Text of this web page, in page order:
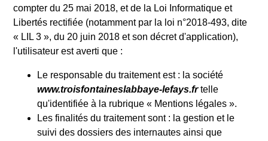
compter du 25 mai 2018, et de la Loi Informatique et
Libertés rectifiée (notamment par la loi n°2018-493, dite
« LIL 3 », du 20 juin 2018 et son décret d'application),
l'utilisateur est averti que :
Le responsable du traitement est : la société
www.troisfontaineslabbaye-lefays.frtelle
qu'identifiée à la rubrique « Mentions légales ».
Les finalités du traitement sont : la gestion et le
suivi des dossiers des internautes ainsi que